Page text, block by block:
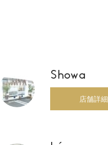
Showa
店舗詳細